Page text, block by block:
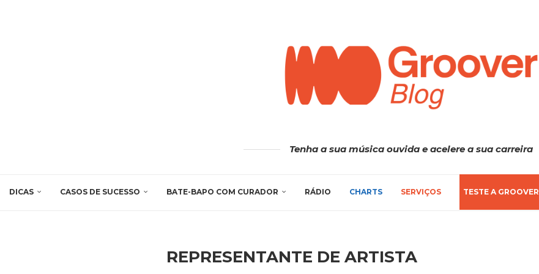
Tenha a sua música ouvida e acelere a sua carreira
DICAS CASOS DE SUCESSO BATE-BAPO COM CURADOR RÁDIO CHARTS SERVIÇOS TESTE A GROOVER
REPRESENTANTE DE ARTISTA